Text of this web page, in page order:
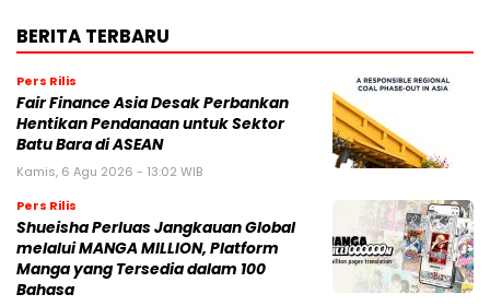
BERITA TERBARU
Pers Rilis
Fair Finance Asia Desak Perbankan
Hentikan Pendanaan untuk Sektor
Batu Bara di ASEAN
Kamis, 6 Agu 2026 - 13:02 WIB
Pers Rilis
Shueisha Perluas Jangkauan Global
melalui MANGA MILLION, Platform
Manga yang Tersedia dalam 100
Bahasa